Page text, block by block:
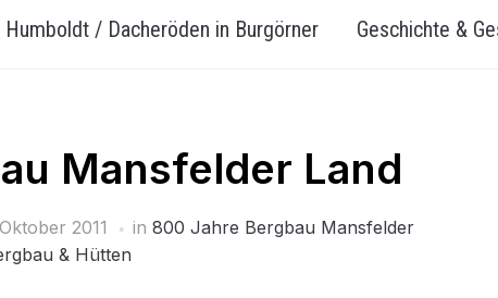
Humboldt / Dacheröden in Burgörner Geschichte &
Mansfelder Land
2011 in 800 Jahre Bergbau Mansfelder
& Hütten